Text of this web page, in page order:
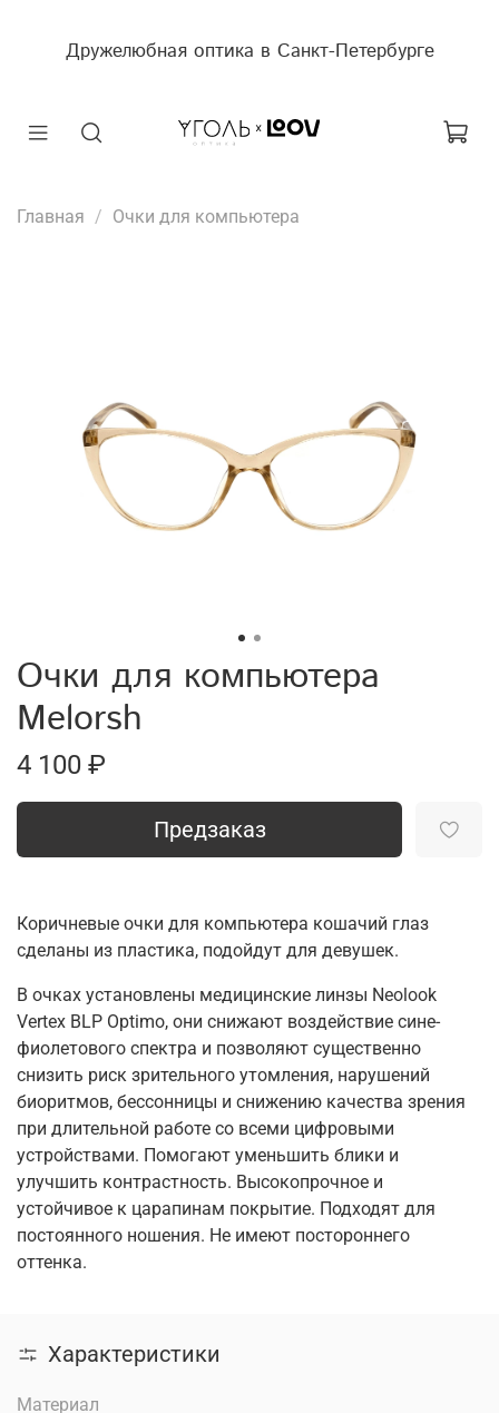
Дружелюбная оптика в Санкт-Петербурге
Главная Очки для компьютера
Очки для компьютера
Melorsh
4 100 ₽
Предзаказ
Коричневые очки для компьютера кошачий глаз
сделаны из пластика, подойдут для девушек.
В очках установлены медицинские линзы Neolook
Vertex BLP Optimo, они снижают воздействие сине-
фиолетового спектра и позволяют существенно
снизить риск зрительного утомления, нарушений
биоритмов, бессонницы и снижению качества зрения
при длительной работе со всеми цифровыми
устройствами. Помогают уменьшить блики и
улучшить контрастность. Высокопрочное и
устойчивое к царапинам покрытие. Подходят для
постоянного ношения. Не имеют постороннего
оттенка.
Характеристики
Материал